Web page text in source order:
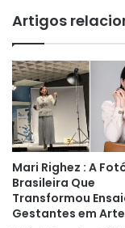
Artigos
Mari Righez : A
Brasileira Que
Transformou
Gestantes em Arte